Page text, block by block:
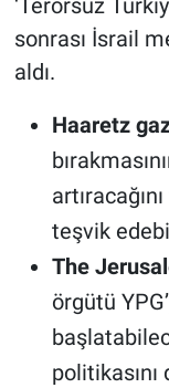
‘Terörsüz
sonrası İsrail
aldı.
Haaretz
teşvik
The
örgütü